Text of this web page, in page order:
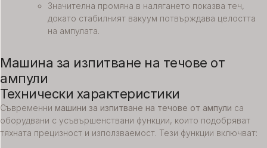
Значителна промяна в налягането показва теч,
докато стабилният вакуум потвърждава целостта
на ампулата.
Машина за изпитване на течове от
ампули
Технически характеристики
Съвременни машини за изпитване на течове от ампули са
оборудвани с усъвършенствани функции, които подобряват
тяхната прецизност и използваемост. Тези функции включват: